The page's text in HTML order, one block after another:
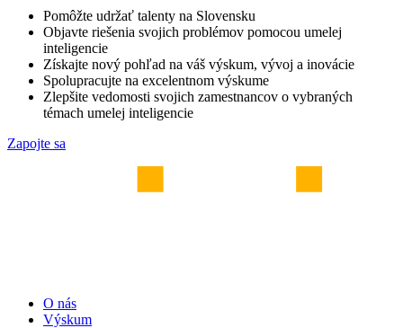
Pomôžte udržať talenty na Slovensku
Objavte riešenia svojich problémov pomocou umelej
inteligencie
Získajte nový pohľad na váš výskum, vývoj a inovácie
Spolupracujte na excelentnom výskume
Zlepšite vedomosti svojich zamestnancov o vybraných
témach umelej inteligencie
Zapojte sa
O nás
Výskum